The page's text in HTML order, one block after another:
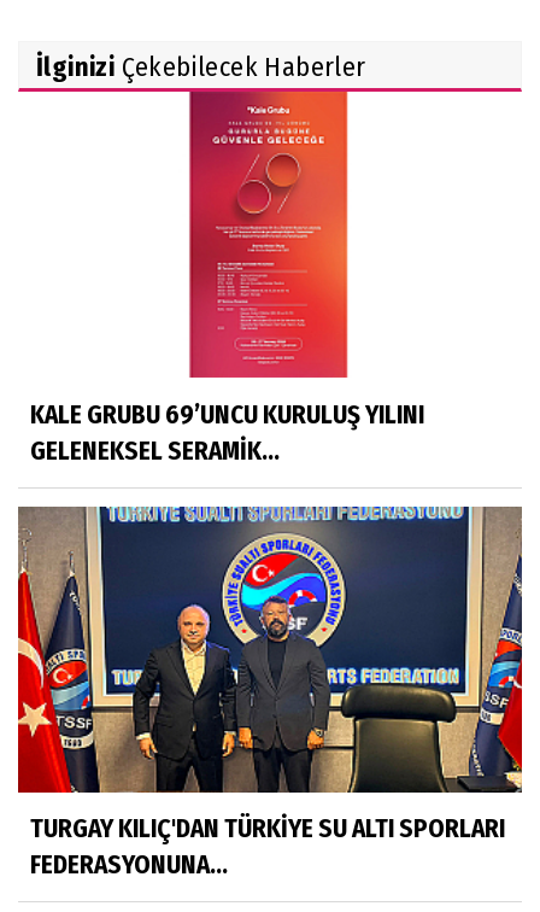
İlginizi Çekebilecek Haberler
KALE GRUBU 69’UNCU KURULUŞ YILINI
GELENEKSEL SERAMİK...
TURGAY KILIÇ'DAN TÜRKİYE SU ALTI SPORLARI
FEDERASYONUNA...